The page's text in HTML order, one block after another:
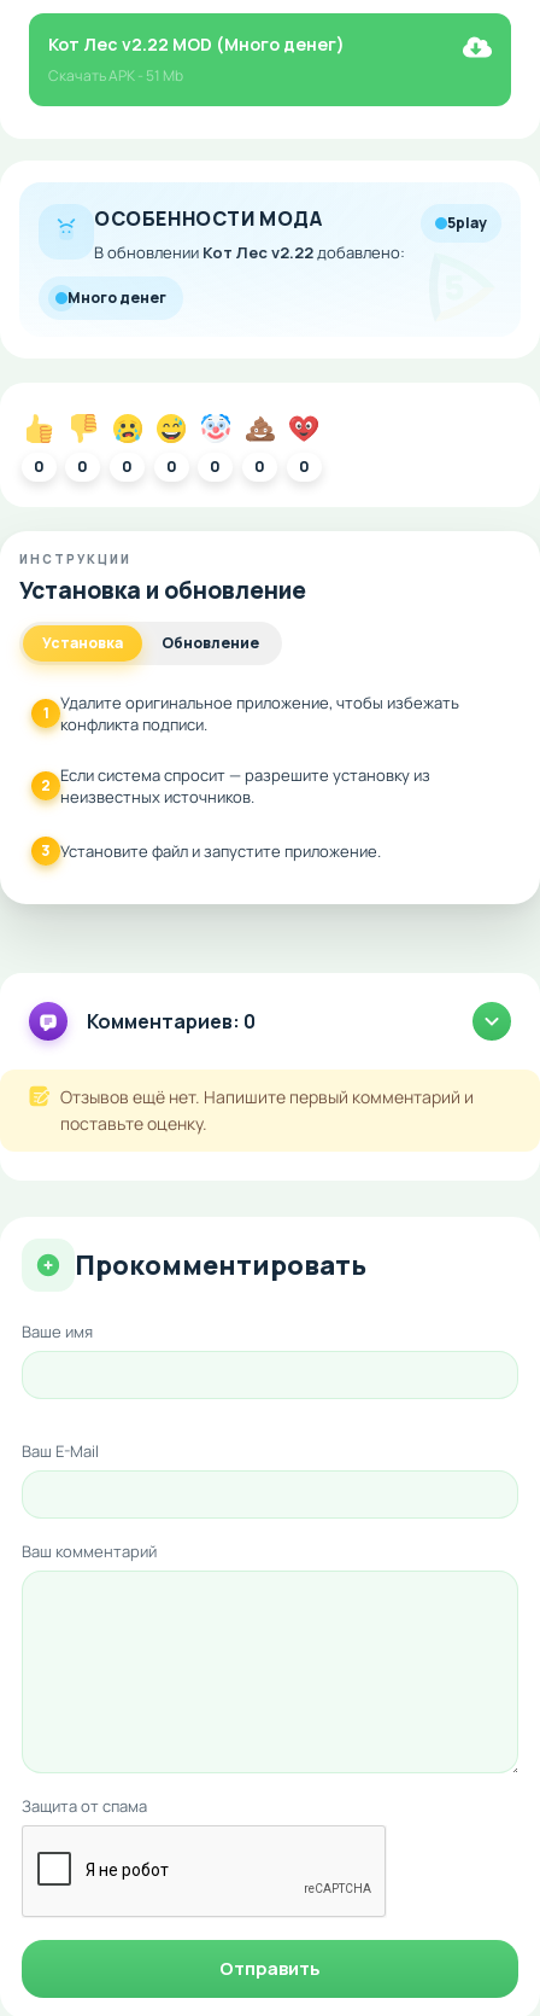
Кот Лес v2.22 MOD (Много денег)
СкачатьAPK- 51 Mb
ОСОБЕННОСТИ МОДА
В обновлении Кот Лес v2.22добавлено:
5play
Много денег
0 0 0 0 0 0 0
ИНСТРУКЦИИ
Установка и обновление
Установка Обновление
1 Удалите оригинальное приложение, чтобы избежать
конфликта подписи.
2 Если система спросит — разрешите установку из
неизвестных источников.
3 Установите файл и запустите приложение.
Комментариев: 0
Отзывов ещё нет. Напишите первый комментарий и
поставьте оценку.
Прокомментировать
Ваше имя
Ваш E-Mail
Ваш комментарий
Защита от спама
Отправить